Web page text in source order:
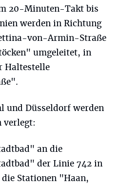
20-Minuten-Takt bis
werden in Richtung
von-Armin-Straße
umgeleitet, in
Haltestelle
und Düsseldorf werden
verlegt:
an die
der Linie 742 in
Stationen "Haan,